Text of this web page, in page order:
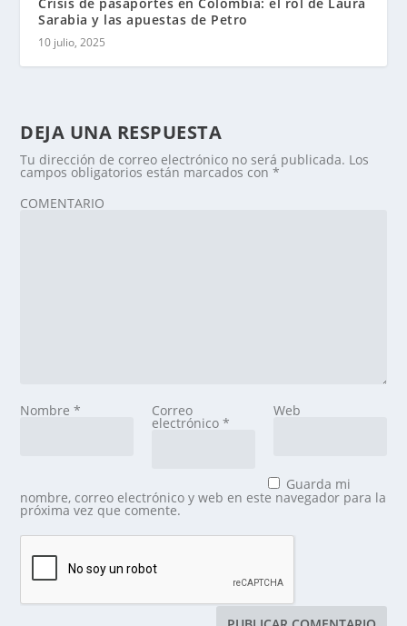
Sarabia y las apuestas de Petro
10 julio, 2025
DEJA UNA RESPUESTA
Tu dirección de correo electrónico no será publicada. Los
campos obligatorios están marcados con*
COMENTARIO
Nombre* Correo
electrónico *
Web
Guarda mi
nombre, correo electrónico y web en este navegador para la
próxima vez que comente.